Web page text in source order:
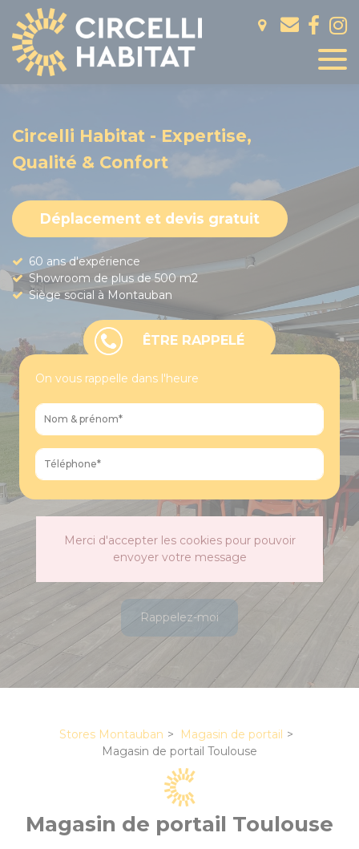
Circelli Habitat - Expertise,
Qualité & Confort
Déplacement et devis gratuit
60 ans d'expérience
Showroom de plus de 500 m2
Siège social à Montauban
ÊTRE RAPPELÉ
On vous rappelle dans l'heure
Merci d'accepter les cookies pour pouvoir
envoyer votre message
Rappelez-moi
Stores Montauban
Magasin de portail
Magasin de portail Toulouse
Magasin de portail Toulouse
Panneau de gestion des cookies